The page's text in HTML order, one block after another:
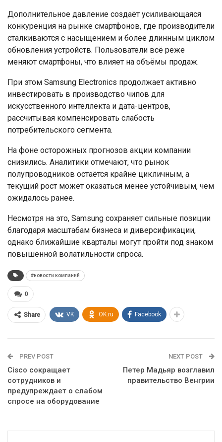
Дополнительное давление создаёт усиливающаяся
конкуренция на рынке смартфонов, где производители
сталкиваются с насыщением и более длинным циклом
обновления устройств. Пользователи всё реже
меняют смартфоны, что влияет на объёмы продаж.
При этом Samsung Electronics продолжает активно
инвестировать в производство чипов для
искусственного интеллекта и дата-центров,
рассчитывая компенсировать слабость
потребительского сегмента.
На фоне осторожных прогнозов акции компании
снизились. Аналитики отмечают, что рынок
полупроводников остаётся крайне цикличным, а
текущий рост может оказаться менее устойчивым, чем
ожидалось ранее.
Несмотря на это, Samsung сохраняет сильные позиции
благодаря масштабам бизнеса и диверсификации,
однако ближайшие кварталы могут пройти под знаком
повышенной волатильности спроса.
#новости компаний
0
Share VK OK.ru Facebook
PREV POST
Cisco сокращает
сотрудников и
предупреждает о слабом
спросе на оборудование
NEXT POST
Петер Мадьяр возглавил
правительство Венгрии